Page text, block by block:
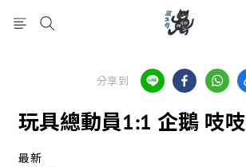
分享到
玩具總動員1:1 企鵝 吱吱
最新